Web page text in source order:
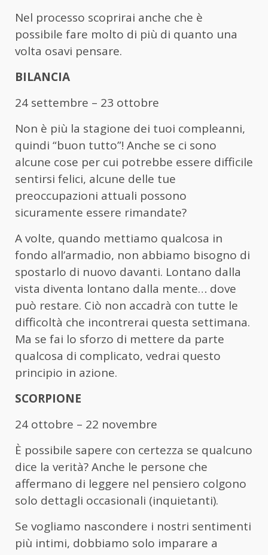
Nel processo scoprirai anche che è
possibile fare molto di più di quanto una
volta osavi pensare.
BILANCIA
24 settembre – 23 ottobre
Non è più la stagione dei tuoi compleanni,
quindi “buon tutto”! Anche se ci sono
alcune cose per cui potrebbe essere difficile
sentirsi felici, alcune delle tue
preoccupazioni attuali possono
sicuramente essere rimandate?
A volte, quando mettiamo qualcosa in
fondo all’armadio, non abbiamo bisogno di
spostarlo di nuovo davanti. Lontano dalla
vista diventa lontano dalla mente… dove
può restare. Ciò non accadrà con tutte le
difficoltà che incontrerai questa settimana.
Ma se fai lo sforzo di mettere da parte
qualcosa di complicato, vedrai questo
principio in azione.
SCORPIONE
24 ottobre – 22 novembre
È possibile sapere con certezza se qualcuno
dice la verità? Anche le persone che
affermano di leggere nel pensiero colgono
solo dettagli occasionali (inquietanti).
Se vogliamo nascondere i nostri sentimenti
più intimi, dobbiamo solo imparare a